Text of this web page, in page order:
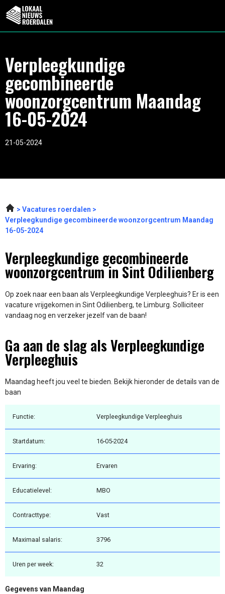
Verpleegkundige
gecombineerde
woonzorgcentrum Maandag
16-05-2024
21-05-2024
Vacatures roerdalen
Verpleegkundige gecombineerde woonzorgcentrum Maandag
16-05-2024
Verpleegkundige gecombineerde
woonzorgcentrum in Sint Odilienberg
Op zoek naar een baan als Verpleegkundige Verpleeghuis? Er is een
vacature vrijgekomen in Sint Odilienberg, te Limburg. Solliciteer
vandaag nog en verzeker jezelf van de baan!
Ga aan de slag als Verpleegkundige
Verpleeghuis
Maandag heeft jou veel te bieden. Bekijk hieronder de details van de
baan
Functie: Verpleegkundige Verpleeghuis
Startdatum: 16-05-2024
Ervaring: Ervaren
Educatielevel: MBO
Contracttype: Vast
Maximaal salaris: 3796
Uren per week: 32
Gegevens van Maandag